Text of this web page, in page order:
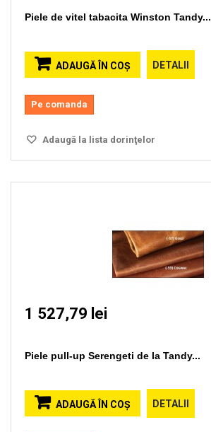
Piele de vitel tabacita Winston Tandy...
ADAUGĂ ÎN COŞ DETALII
Pe comanda
Adaugă la lista dorinţelor
1 527,79 lei
Piele pull-up Serengeti de la Tandy...
ADAUGĂ ÎN COŞ DETALII